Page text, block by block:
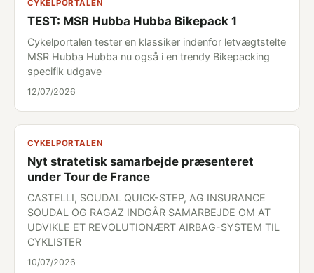
CYKELPORTALEN
TEST: MSR Hubba Hubba Bikepack 1
Cykelportalen tester en klassiker indenfor letvægtstelte
MSR Hubba Hubba nu også i en trendy Bikepacking
specifik udgave
12/07/2026
CYKELPORTALEN
Nyt stratetisk samarbejde præsenteret
under Tour de France
CASTELLI, SOUDAL QUICK-STEP, AG INSURANCE
SOUDAL OG RAGAZ INDGÅR SAMARBEJDE OM AT
UDVIKLE ET REVOLUTIONÆRT AIRBAG-SYSTEM TIL
CYKLISTER
10/07/2026